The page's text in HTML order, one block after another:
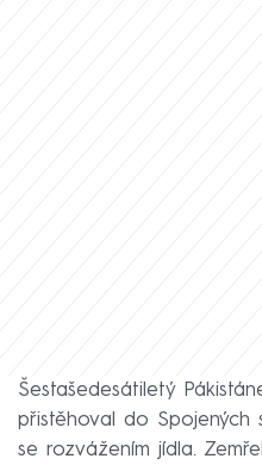
Šestašedesátiletý
přistěhoval do Spojených
se rozvážením jídla.